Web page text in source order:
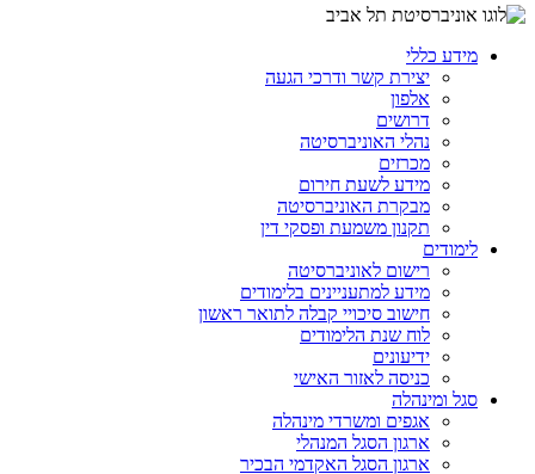
מידע כללי
יצירת קשר ודרכי הגעה
אלפון
דרושים
נהלי האוניברסיטה
מכרזים
מידע לשעת חירום
מבקרת האוניברסיטה
תקנון משמעת ופסקי דין
לימודים
רישום לאוניברסיטה
מידע למתעניינים בלימודים
חישוב סיכויי קבלה לתואר ראשון
לוח שנת הלימודים
ידיעונים
כניסה לאזור האישי
סגל ומינהלה
אגפים ומשרדי מינהלה
ארגון הסגל המנהלי
ארגון הסגל האקדמי הבכיר